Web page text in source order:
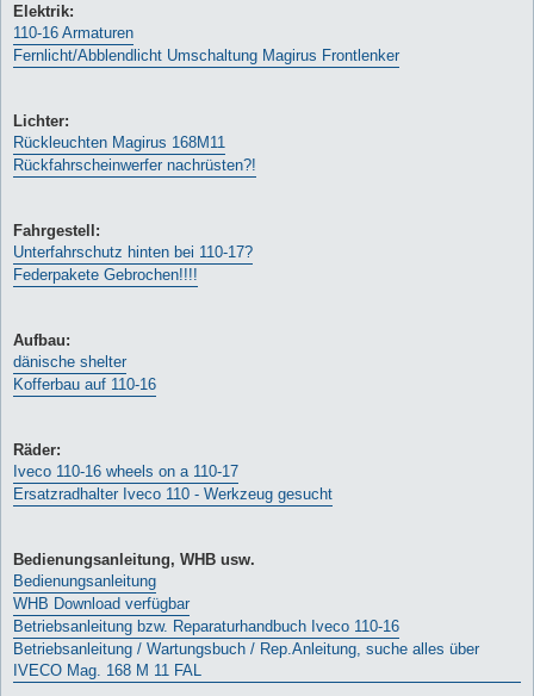
Elektrik:
110-16 Armaturen
Fernlicht/Abblendlicht Umschaltung Magirus Frontlenker
Lichter:
Rückleuchten Magirus 168M11
Rückfahrscheinwerfer nachrüsten?!
Fahrgestell:
Unterfahrschutz hinten bei 110-17?
Federpakete Gebrochen!!!!
Aufbau:
dänische shelter
Kofferbau auf 110-16
Räder:
Iveco 110-16 wheels on a 110-17
Ersatzradhalter Iveco 110 - Werkzeug gesucht
Bedienungsanleitung, WHB usw.
Bedienungsanleitung
WHB Download verfügbar
Betriebsanleitung bzw. Reparaturhandbuch Iveco 110-16
Betriebsanleitung / Wartungsbuch / Rep.Anleitung, suche alles über
IVECO Mag. 168 M 11 FAL